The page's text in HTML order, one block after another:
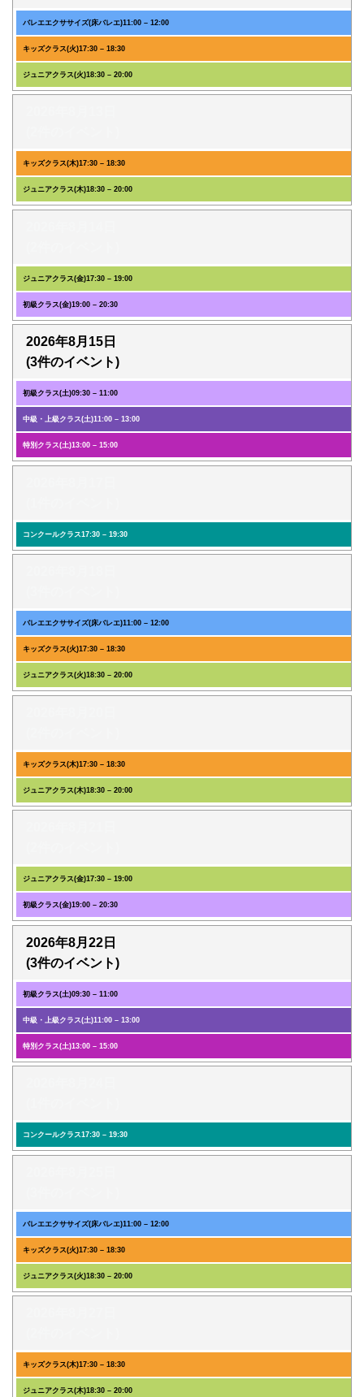
バレエエクササイズ(床バレエ)11:00 – 12:00
キッズクラス(火)17:30 – 18:30
ジュニアクラス(火)18:30 – 20:00
キッズクラス(木)17:30 – 18:30
ジュニアクラス(木)18:30 – 20:00
ジュニアクラス(金)17:30 – 19:00
初級クラス(金)19:00 – 20:30
2026年8月15日
(3件のイベント)
初級クラス(土)09:30 – 11:00
中級・上級クラス(土)11:00 – 13:00
特別クラス(土)13:00 – 15:00
コンクールクラス17:30 – 19:30
バレエエクササイズ(床バレエ)11:00 – 12:00
キッズクラス(火)17:30 – 18:30
ジュニアクラス(火)18:30 – 20:00
キッズクラス(木)17:30 – 18:30
ジュニアクラス(木)18:30 – 20:00
ジュニアクラス(金)17:30 – 19:00
初級クラス(金)19:00 – 20:30
2026年8月22日
(3件のイベント)
初級クラス(土)09:30 – 11:00
中級・上級クラス(土)11:00 – 13:00
特別クラス(土)13:00 – 15:00
コンクールクラス17:30 – 19:30
バレエエクササイズ(床バレエ)11:00 – 12:00
キッズクラス(火)17:30 – 18:30
ジュニアクラス(火)18:30 – 20:00
キッズクラス(木)17:30 – 18:30
ジュニアクラス(木)18:30 – 20:00